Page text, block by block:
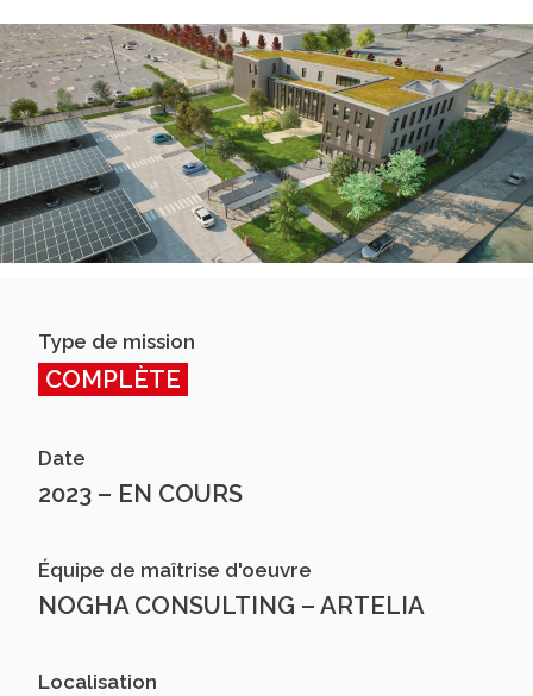
Type de mission
COMPLÈTE
Date
2023 – EN COURS
Équipe de maîtrise d'oeuvre
NOGHA CONSULTING – ARTELIA
Localisation